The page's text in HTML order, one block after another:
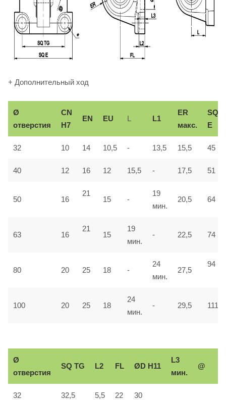
+ Дополнительный ход
Ø
отверстия
СN
H7
EN EU L L1
ER
макс.
SQ
E
32 10 14 10,5 - 13,5 15,5 45
40 12 16 12 15,5 - 17,5 51
50 16
21
15 -
19
мин.
20,5 64
63 16
21
15
19
мин.
- 22,5 74
80 20 25 18 -
24
мин.
27,5
94
100 20 25 18
24
мин.
- 29,5 111
Ø
отверстия
SQ TG L2 FL ØD H11
L3
мин.
@
32 32,5 5,5 22 30